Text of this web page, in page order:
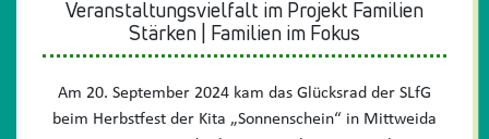
Veranstaltungsvielfalt im Projekt Familien
Stärken | Familien im Fokus
Am 20. September 2024 kam das Glücksrad der SLfG
beim Herbstfest der Kita „Sonnenschein“ in Mittweida